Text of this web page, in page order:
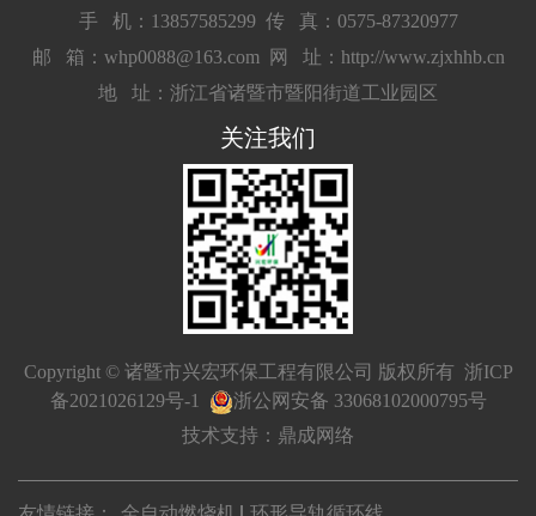
手 机：13857585299 传 真：0575-87320977
邮 箱：whp0088@163.com
网 址：http://www.zjxhhb.cn
地 址：浙江省诸暨市暨阳街道工业园区
关注我们
Copyright © 诸暨市兴宏环保工程有限公司 版权所有 浙ICP
备2021026129号-1
浙公网安备 33068102000795号
技术支持：鼎成网络